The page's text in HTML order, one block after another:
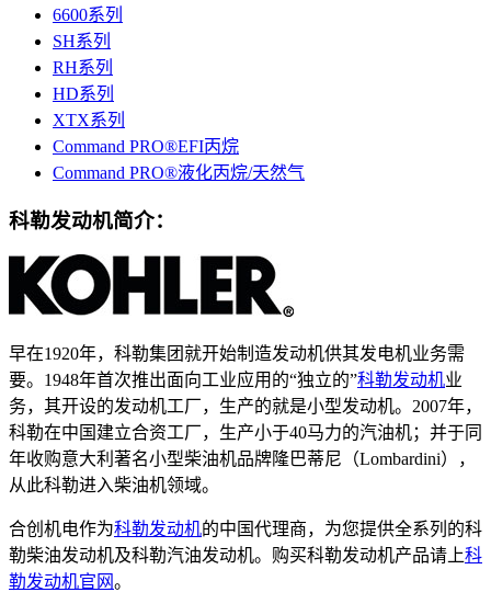
6600系列
SH系列
RH系列
HD系列
XTX系列
Command PRO®EFI丙烷
Command PRO®液化丙烷/天然气
科勒发动机简介：
早在1920年，科勒集团就开始制造发动机供其发电机业务需
要。1948年首次推出面向工业应用的“独立的”科勒发动机业
务，其开设的发动机工厂，生产的就是小型发动机。2007年，
科勒在中国建立合资工厂，生产小于40马力的汽油机；并于同
年收购意大利著名小型柴油机品牌隆巴蒂尼（Lombardini），
从此科勒进入柴油机领域。
合创机电作为科勒发动机的中国代理商，为您提供全系列的科
勒柴油发动机及科勒汽油发动机。购买科勒发动机产品请上科
勒发动机官网。